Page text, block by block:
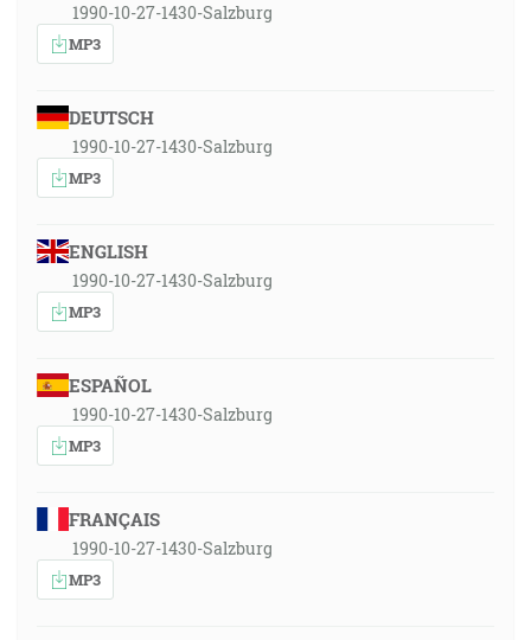
1990-10-27-1430-Salzburg
MP3
DEUTSCH
1990-10-27-1430-Salzburg
MP3
ENGLISH
1990-10-27-1430-Salzburg
MP3
ESPAÑOL
1990-10-27-1430-Salzburg
MP3
FRANÇAIS
1990-10-27-1430-Salzburg
MP3